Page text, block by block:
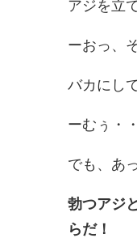
アジを立
ーおっ、
バカにし
ーむぅ・
でも、あ
勃つアジ
らだ！